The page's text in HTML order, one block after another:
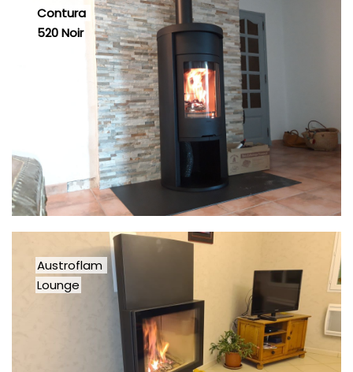
Contura
520 Noir
Austroflam
Lounge